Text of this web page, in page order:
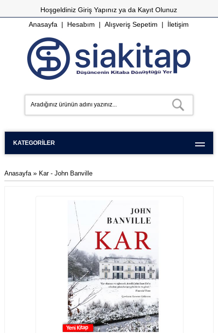
HoşgeldinizGiriş Yapınız ya da Kayıt Olunuz
Anasayfa | Hesabım |Alışveriş Sepetim | İletişim
KATEGORILER
Anasayfa » Kar - John Banville